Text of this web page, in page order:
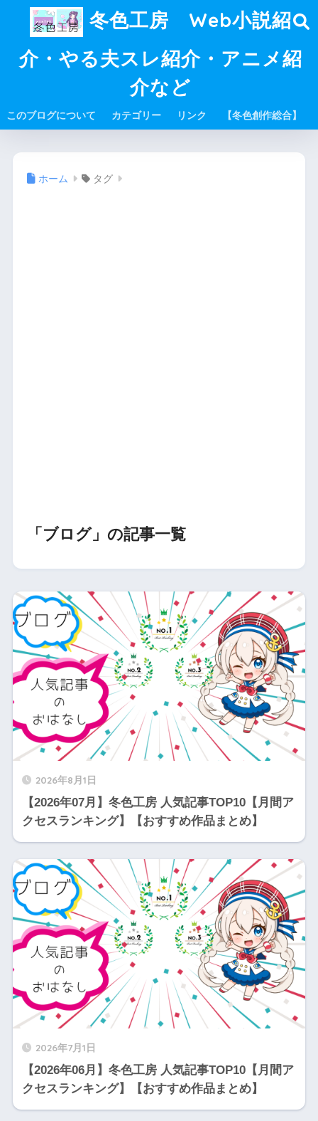
冬色工房 Web小説紹
介・やる夫スレ紹介・アニメ紹
介など
このブログについて カテゴリー リンク 【冬色創作総合】
ホーム タグ
「ブログ」の記事一覧
2026年8月1日
【2026年07月】冬色工房 人気記事TOP10【月間ア
クセスランキング】【おすすめ作品まとめ】
2026年7月1日
【2026年06月】冬色工房 人気記事TOP10【月間ア
クセスランキング】【おすすめ作品まとめ】